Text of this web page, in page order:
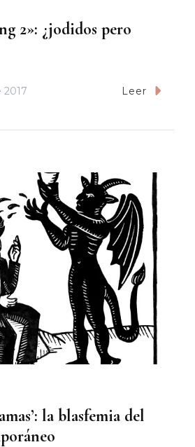
2»: ¿jodidos pero
2017 Leer
la blasfemia del